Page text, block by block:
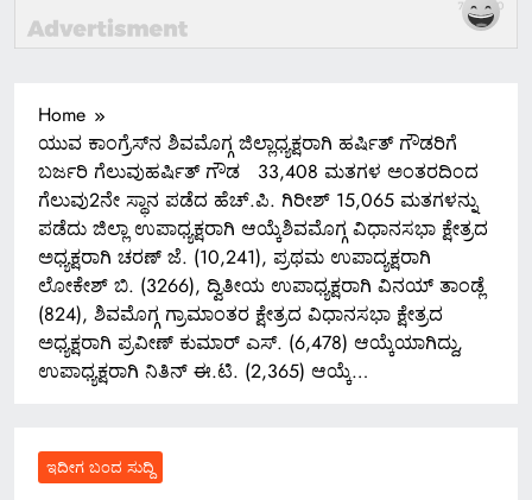
Home
ಯುವ ಕಾಂಗ್ರೆಸ್‍ನ ಶಿವಮೊಗ್ಗ ಜಿಲ್ಲಾಧ್ಯಕ್ಷರಾಗಿ ಹರ್ಷಿತ್ ಗೌಡರಿಗೆ
ಬರ್ಜರಿ ಗೆಲುವುಹರ್ಷಿತ್ ಗೌಡ 33,408 ಮತಗಳ ಅಂತರದಿಂದ
ಗೆಲುವು2ನೇ ಸ್ಥಾನ ಪಡೆದ ಹೆಚ್.ಪಿ. ಗಿರೀಶ್ 15,065 ಮತಗಳನ್ನು
ಪಡೆದು ಜಿಲ್ಲಾ ಉಪಾಧ್ಯಕ್ಷರಾಗಿ ಆಯ್ಕೆಶಿವಮೊಗ್ಗ ವಿಧಾನಸಭಾ ಕ್ಷೇತ್ರದ
ಅಧ್ಯಕ್ಷರಾಗಿ ಚರಣ್ ಜೆ. (10,241), ಪ್ರಥಮ ಉಪಾದ್ಯಕ್ಷರಾಗಿ
ಲೋಕೇಶ್ ಬಿ. (3266), ದ್ವಿತೀಯ ಉಪಾಧ್ಯಕ್ಷರಾಗಿ ವಿನಯ್ ತಾಂಡ್ಲೆ
(824), ಶಿವಮೊಗ್ಗ ಗ್ರಾಮಾಂತರ ಕ್ಷೇತ್ರದ ವಿಧಾನಸಭಾ ಕ್ಷೇತ್ರದ
ಅಧ್ಯಕ್ಷರಾಗಿ ಪ್ರವೀಣ್ ಕುಮಾರ್ ಎಸ್. (6,478) ಆಯ್ಕೆಯಾಗಿದ್ದು,
ಉಪಾಧ್ಯಕ್ಷರಾಗಿ ನಿತಿನ್ ಈ.ಟಿ. (2,365) ಆಯ್ಕೆ…
ಇದೀಗ ಬಂದ ಸುದ್ದಿ